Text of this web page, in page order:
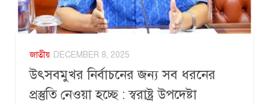
জাতীয় DECEMBER 8, 2025
উৎসবমুখর নির্বাচনের জন্য সব ধরনের
প্রস্তুতি নেওয়া হচ্ছে : স্বরাষ্ট্র উপদেষ্টা